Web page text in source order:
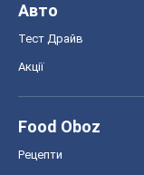
Авто
Тест Драйв
Акції
Food Oboz
Рецепти